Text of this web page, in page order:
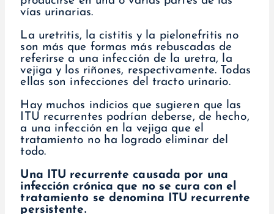
vías urinarias.
La uretritis, la cistitis y la pielonefritis no
son más que formas más rebuscadas de
referirse a una infección de la uretra, la
vejiga y los riñones, respectivamente. Todas
ellas son infecciones del tracto urinario.
Hay muchos indicios que sugieren que las
ITU recurrentes podrían deberse, de hecho,
a una infección en la vejiga que el
tratamiento no ha logrado eliminar del
todo.
Una ITU recurrente causada por una
infección crónica que no se cura con el
tratamiento se denomina ITU recurrente
persistente.